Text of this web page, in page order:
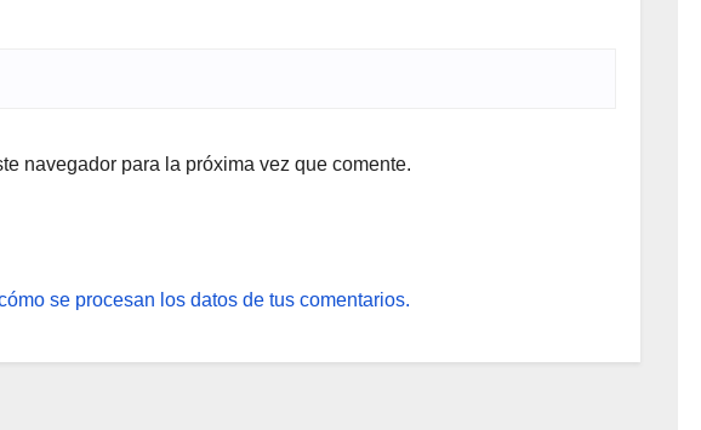
navegador para la próxima vez que comente.
se procesan los datos de tus comentarios.